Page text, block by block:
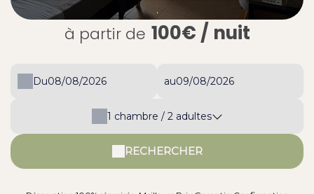
.
à partir de 100€ / nuit
Du au
1 chambre / 2 adultes
RECHERCHER